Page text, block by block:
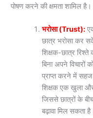
पोषण करने की क्षमता शामिल है।
भरोसा (Trust):
छात्र भरोसा कर
शिक्षक-छात्र रिश्ते
बिना अपने विचारों
प्राप्त करने में
शिक्षक एक खुला और
जिससे छात्रों के
बढ़ावा मिल सकता